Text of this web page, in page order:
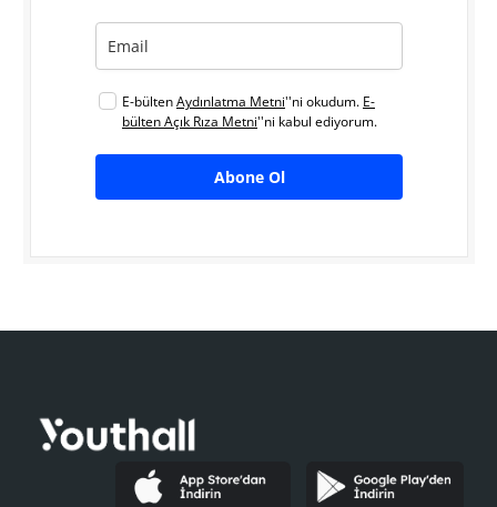
E-bültenAydınlatma Metni''ni okudum. E-
bülten Açık Rıza Metni''ni kabul ediyorum.
Abone Ol